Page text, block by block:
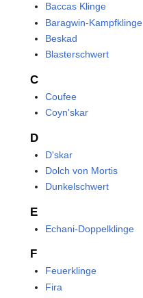
Baccas Klinge
Baragwin-Kampfklinge
Beskad
Blasterschwert
C
Coufee
Coyn'skar
D
D'skar
Dolch von Mortis
Dunkelschwert
E
Echani-Doppelklinge
F
Feuerklinge
Fira